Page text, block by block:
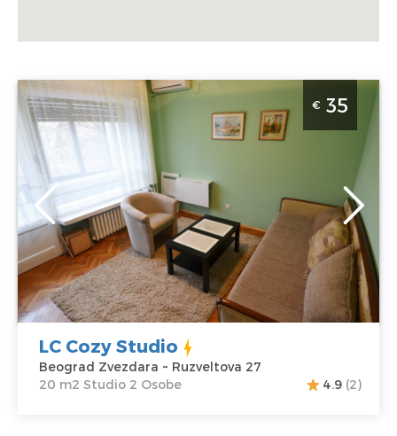
Studio Apartman LC Cozy Studio Beograd Zvezdara.
Idealan za 2 osobe.
Beograd
Lokacija:
Beograd
Zvezdara
Adresa:
Ruzveltova 27
Cena35 €
Kvadratura :
m2
Struktura :
Studio
€ 35
LC Cozy Studio
Beograd Zvezdara ~ Ruzveltova 27
20 m2 Studio 2 Osobe
4.9 (2)